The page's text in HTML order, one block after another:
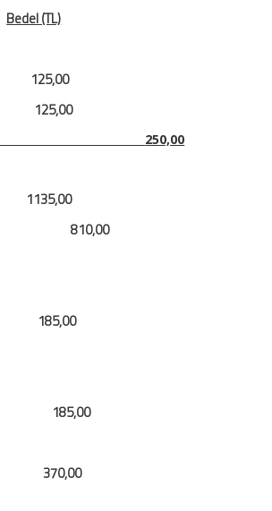
Bedel (TL)
125,00
125,00
senet 250,00
md.) 810,00
185,00
185,00
370,00